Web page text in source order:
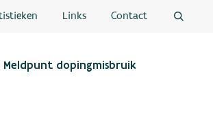
Links Contact
Meldpunt dopingmisbruik